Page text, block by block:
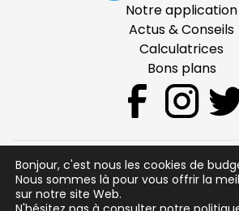
Notre application
Actus & Conseils
Calculatrices
Bons plans
CGU
Mentions Légales
Bonjour, c'est nous les cookies de
Nous sommes là pour vous offrir la
sur notre site Web.